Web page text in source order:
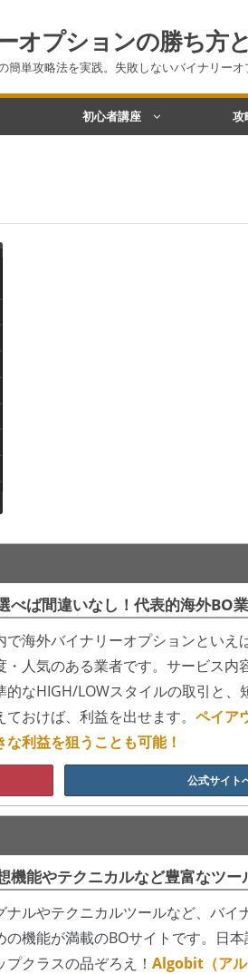
オプションの勝ち方
単攻略法を実践。失敗しないバイナリー
初心者講座 攻
べば間違いなし！代表的海外BO
で海外バイナリーオプションといえ
・人気のある業者です。サービス内
的なHIGH/LOWスタイルの取引と、
ておけば、利益を出せます。 ペイア
な利益を狙うことも可能！
公式サイト
機能やテクニカルなど豊富なツー
ナルやテクニカルツールなど、バイ
の機能が満載のBOサイトです。日
プクラスの品ぞろえ！ Algobit（アル